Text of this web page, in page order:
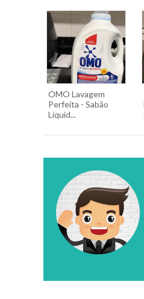
OMO Lavagem
Perfeita - Sabão
Líquid...